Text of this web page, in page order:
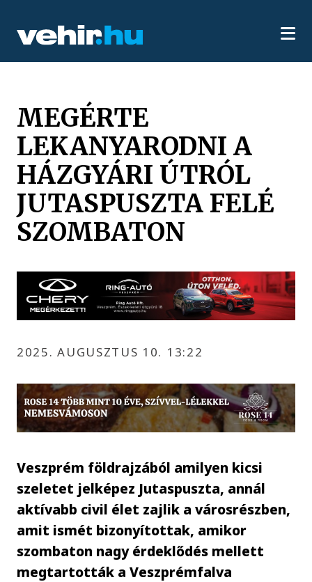
MEGÉRTE
LEKANYARODNI A
HÁZGYÁRI ÚTRÓL
JUTASPUSZTA FELÉ
SZOMBATON
2025. AUGUSZTUS 10. 13:22
Veszprém földrajzából amilyen kicsi
szeletet jelképez Jutaspuszta, annál
aktívabb civil élet zajlik a városrészben,
amit ismét bizonyítottak, amikor
szombaton nagy érdeklődés mellett
megtartották a Veszprémfalva